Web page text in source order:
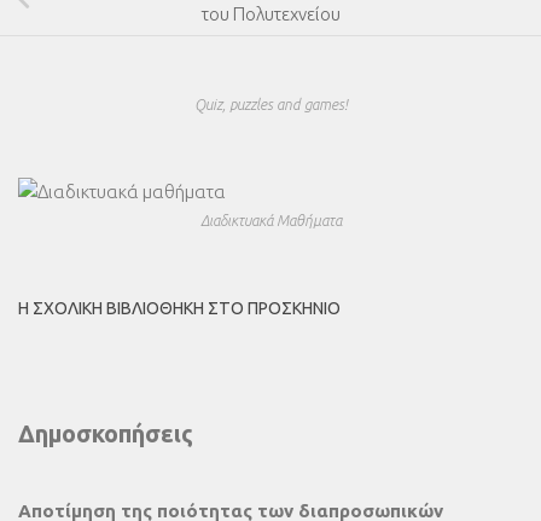
του Πολυτεχνείου
Quiz, puzzles and games!
Διαδικτυακά Μαθήματα
Η ΣΧΟΛΙΚΉ ΒΙΒΛΙΟΘΉΚΗ ΣΤΟ ΠΡΟΣΚΉΝΙΟ
Δημοσκοπήσεις
Αποτίμηση της ποιότητας των διαπροσωπικών